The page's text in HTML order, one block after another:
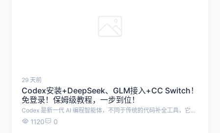
29 天前
Codex安装+DeepSeek、GLM接入+CC Switch！
免登录！保姆级教程，一步到位！
Codex 是新一代 AI 编程智能体，不同于传统的代码补全工具，它不仅能生成代码，还能理解整个项目、自动修改与重构、执行任务，并深度参与软件开发的全流程。 本文档从零开始，教大家使用Codex，小白也能学会！ 首先，下载Codex安装包：https://openai.com/zh-Hans-CN/codex/，下载后运行安装包 或者使用最简单的方式，直接在电脑Microsoft Store中，搜索codex，点击获取 安装成功后，打开Codex，打开后是这样的界面，需要我们登录，这一步可以先不管，直接退出。 然后，需要下载CC Switch工具，帮助我们配置Codex 下载地址：https://www.ccswitch.io/zh/ 点击免费下载后，跳转Github，根据电脑系统选择合适的安装包，我这里使用的是Windows便携版，无需安装的版本。 下载解压之后，双击运行cc-switch.exe 打开cc-switch之后，点击上方ChatGPT图标，再点击右侧的加号 在这里，可以选择配置各种大模型了，这里推荐字节跳动旗下的方舟 Agent Plan，最新支持 GLM-5.2 与 Kimi-K2.7，限时 9.9 元起，加量不加价。 添加之后，点击编辑进行配置 需要填入API Key，以及修改API 请求地址，其余设置默认即可。 API购买地址：https://www.volcengine.com/activity/agentplan 点击购买9.9元套餐，购买成功后点击开启使用 将API 请求地址改为：https://ark.cn-beijing.volces.com/api/plan/v3 可选择模式使用的大模型，推荐GLM-5.2 复制API Key填入cc-switch，然后点击保存。 配置成功后，点击启用，这时候会提示你，需要开启路由 开启路由，点击左上方设置按钮，点击路由，勾选这三个选项。 以上，就配置成功了。重启Codex，就能使用Codex了。
1120 0